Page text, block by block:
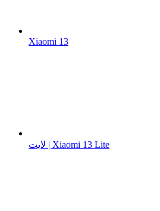
Xiaomi 13
لايت | Xiaomi 13 Lite